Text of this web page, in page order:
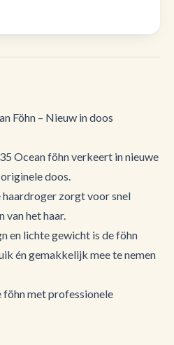
Föhn – Nieuw in doos
Ocean föhn verkeert in nieuwe
doos.
zorgt voor snel
van het haar.
en lichte gewicht is de föhn
én gemakkelijk mee te nemen
föhn met professionele